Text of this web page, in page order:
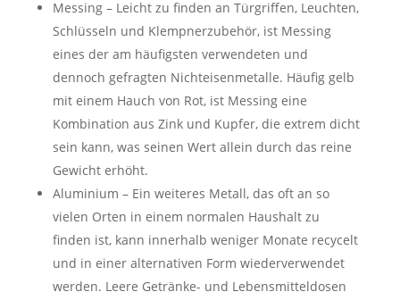
Messing – Leicht zu finden an Türgriffen, Leuchten,
Schlüsseln und Klempnerzubehör, ist Messing
eines der am häufigsten verwendeten und
dennoch gefragten Nichteisenmetalle. Häufig gelb
mit einem Hauch von Rot, ist Messing eine
Kombination aus Zink und Kupfer, die extrem dicht
sein kann, was seinen Wert allein durch das reine
Gewicht erhöht.
Aluminium – Ein weiteres Metall, das oft an so
vielen Orten in einem normalen Haushalt zu
finden ist, kann innerhalb weniger Monate recycelt
und in einer alternativen Form wiederverwendet
werden. Leere Getränke- und Lebensmitteldosen